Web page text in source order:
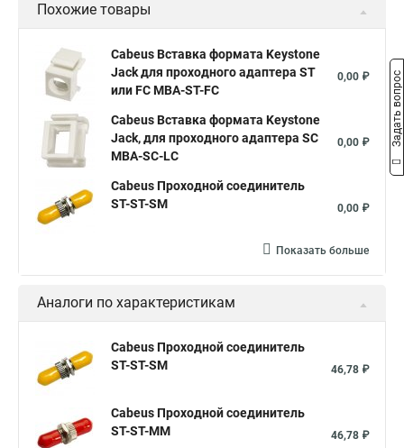
Похожие товары
Cabeus Вставка формата Keystone
Jack для проходного адаптера ST
или FC MBA-ST-FC
0,00 ₽
Cabeus Вставка формата Keystone
Jack, для проходного адаптера SC
MBA-SC-LC
0,00 ₽
Cabeus Проходной соединитель
ST-ST-SM
0,00 ₽
Показать больше
Аналоги по характеристикам
Cabeus Проходной соединитель
ST-ST-SM
46,78 ₽
Cabeus Проходной соединитель
ST-ST-MM
46,78 ₽
Задать вопрос